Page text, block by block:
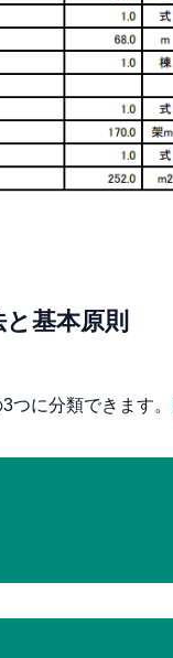
基本原則
つに分類できます。